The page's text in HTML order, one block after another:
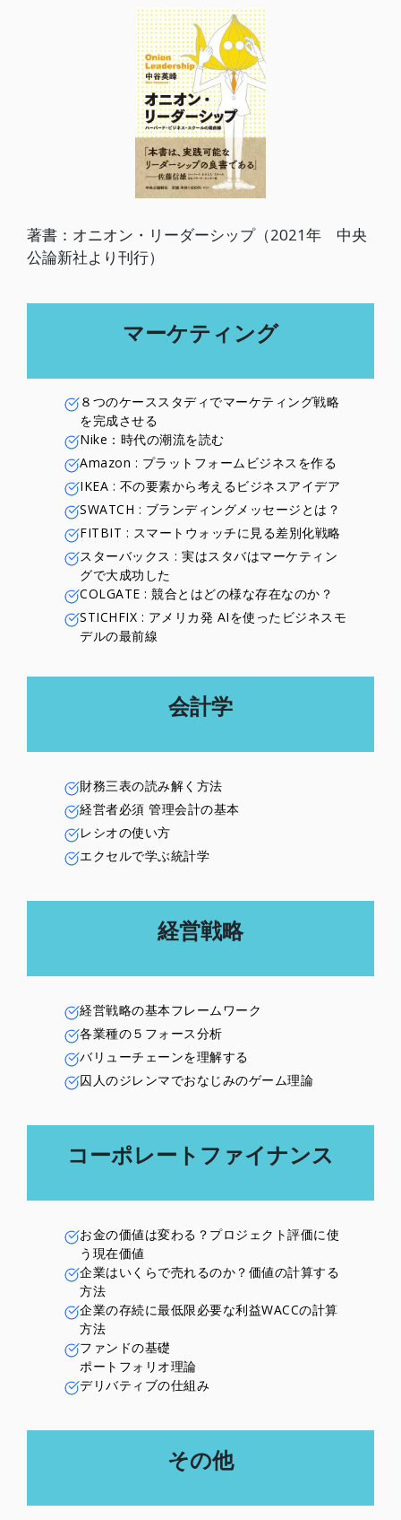
著書：オニオン・リーダーシップ（2021年 中央
公論新社より刊行）
マーケティング
８つのケーススタディでマーケティング戦略
を完成させる
Nike：時代の潮流を読む
Amazon : プラットフォームビジネスを作る
IKEA : 不の要素から考えるビジネスアイデア
SWATCH : ブランディングメッセージとは？
FITBIT : スマートウォッチに見る差別化戦略
スターバックス : 実はスタバはマーケティン
グで大成功した
COLGATE : 競合とはどの様な存在なのか？
STICHFIX : アメリカ発 AIを使ったビジネスモ
デルの最前線
会計学
財務三表の読み解く方法
経営者必須 管理会計の基本
レシオの使い方
エクセルで学ぶ統計学
経営戦略
経営戦略の基本フレームワーク
各業種の５フォース分析
バリューチェーンを理解する
囚人のジレンマでおなじみのゲーム理論
コーポレートファイナンス
お金の価値は変わる？プロジェクト評価に使
う現在価値
企業はいくらで売れるのか？価値の計算する
方法
企業の存続に最低限必要な利益WACCの計算
方法
ファンドの基礎
ポートフォリオ理論
デリバティブの仕組み
その他